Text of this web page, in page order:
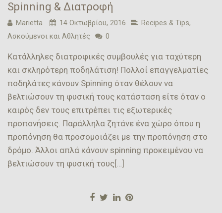
Spinning & Διατροφή
Marietta 14 Οκτωβρίου, 2016 Recipes & Tips,
Ασκούμενοι και Αθλητές
0
Κατάλληλες διατροφικές συμβουλές για ταχύτερη
και σκληρότερη ποδηλάτιση! Πολλοί επαγγελματίες
ποδηλάτες κάνουν Spinning όταν θέλουν να
βελτιώσουν τη φυσική τους κατάσταση είτε όταν ο
καιρός δεν τους επιτρέπει τις εξωτερικές
προπονήσεις. Παράλληλα ζητάνε ένα χώρο όπου η
προπόνηση θα προσομοιάζει με την προπόνηση στο
δρόμο. Άλλοι απλά κάνουν spinning προκειμένου να
βελτιώσουν τη φυσική τους[…]